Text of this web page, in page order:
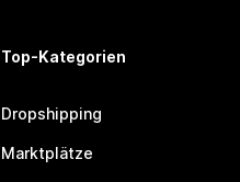
Top-Kategorien
Dropshipping
Marktplätze